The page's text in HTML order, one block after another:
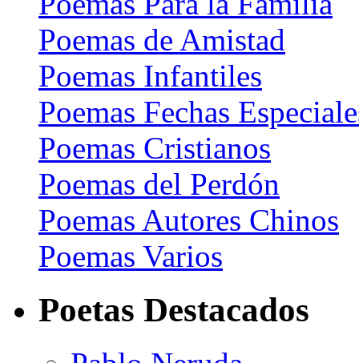
Poemas de Amistad
Poemas Infantiles
Poemas Fechas
Poemas Cristianos
Poemas del Perdón
Poemas Autores Chinos
Poemas Varios
Poetas Destacados